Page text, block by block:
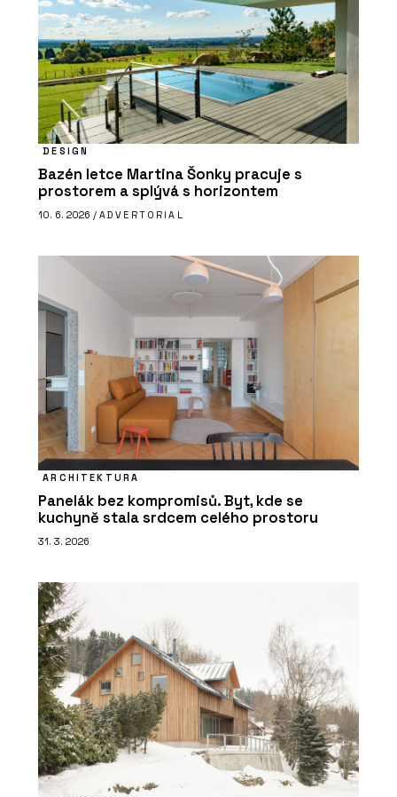
DESIGN
Bazén letce Martina Šonky pracuje s
prostorem a splývá s horizontem
10. 6. 2026 / ADVERTORIAL
ARCHITEKTURA
Panelák bez kompromisů. Byt, kde se
kuchyně stala srdcem celého prostoru
31. 3. 2026